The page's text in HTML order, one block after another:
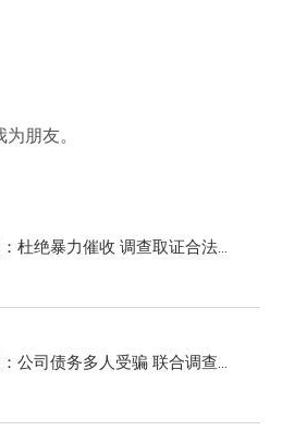
朋友。
杜绝暴力催收 调查取证合法追
公司债务多人受骗 联合调查取